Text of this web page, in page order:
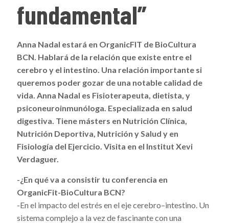
fundamental”
Anna Nadal estará en OrganicFIT de BioCultura
BCN. Hablará de la relación que existe entre el
cerebro y el intestino. Una relación importante si
queremos poder gozar de una notable calidad de
vida. Anna Nadal es Fisioterapeuta, dietista, y
psiconeuroinmunóloga. Especializada en salud
digestiva. Tiene másters en Nutrición Clínica,
Nutrición Deportiva, Nutrición y Salud y en
Fisiología del Ejercicio. Visita en el Institut Xevi
Verdaguer.
-¿En qué va a consistir tu conferencia en
OrganicFit-BioCultura BCN?
-En el impacto del estrés en el eje cerebro–intestino. Un
sistema complejo a la vez de fascinante con una